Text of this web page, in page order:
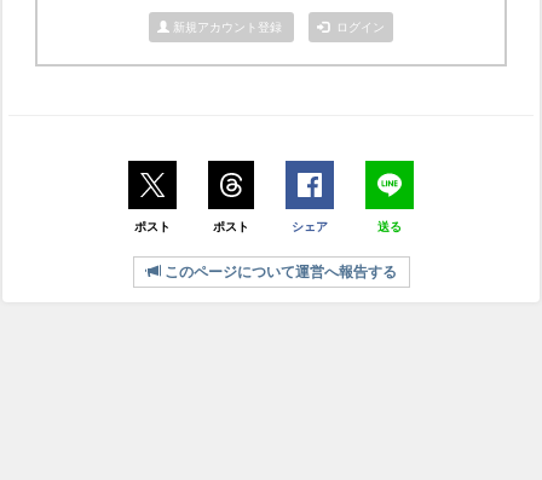
新規アカウント登録 ログイン
ポスト ポスト シェア 送る
このページについて運営へ報告する